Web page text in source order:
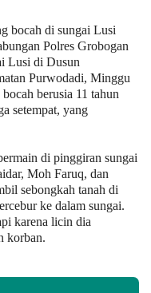
bocah di sungai Lusi
Polres Grobogan
Lusi di Dusun
Purwodadi, Minggu
berusia 11 tahun
setempat, yang
di pinggiran sungai
Moh Faruq, dan
sebongkah tanah di
ke dalam sungai.
karena licin dia
korban.